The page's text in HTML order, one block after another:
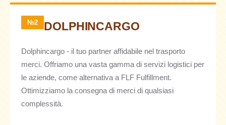
№2 DOLPHINCARGO
Dolphincargo - il tuo partner affidabile nel trasporto
merci. Offriamo una vasta gamma di servizi logistici per
le aziende, come alternativa a FLF Fulfillment.
Ottimizziamo la consegna di merci di qualsiasi
complessità.